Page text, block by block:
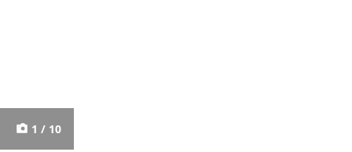
1 / 10